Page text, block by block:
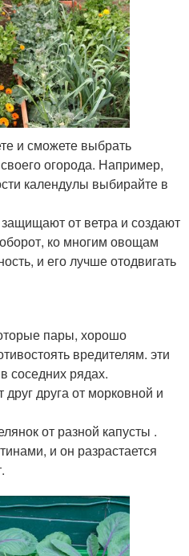
и сможете выбрать
огорода. Например,
календулы выбирайте в
от ветра и создают
ко многим овощам
и его лучше отодвигать
пары, хорошо
вредителям. эти
соседних рядах.
друга от морковной и
от разной капусты .
и он разрастается